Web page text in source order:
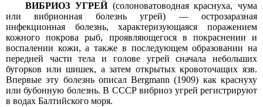
ВИБРИОЗ УГРЕЙ (солоноватоводная краснуха, чума
или вибрионная болезнь угрей) — острозаразная
инфекционная болезнь, характеризующаяся поражением
кожного покрова рыб, проявляющегося в покраснении и
воспалении кожи, а также в последующем образовании на
передней части тела и голове угрей сначала небольших
бугорков или шишек, а затем открытых кровоточащих язв.
Впервые эту болезнь описал Bergmann (1909) как краснуху
или бубонную болезнь. В СССР вибриоз угрей регистрируют
в водах Балтийского моря.